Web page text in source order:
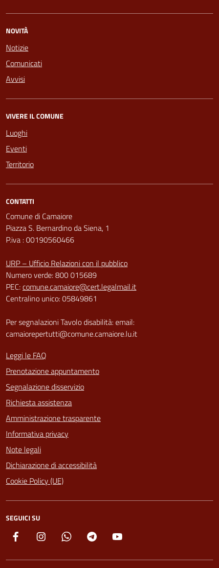
NOVITÀ
Notizie
Comunicati
Avvisi
VIVERE IL COMUNE
Luoghi
Eventi
Territorio
CONTATTI
Comune di Camaiore
Piazza S. Bernardino da Siena, 1
P.iva : 00190560466
URP – Ufficio Relazioni con il pubblico
Numero verde: 800 015689
PEC:comune.camaiore@cert.legalmail.it
Centralino unico: 05849861
Per segnalazioni Tavolo disabilità: email:
camaiorepertutti@comune.camaiore.lu.it
Leggi le FAQ
Prenotazione appuntamento
Segnalazione disservizio
Richiesta assistenza
Amministrazione trasparente
Informativa privacy
Note legali
Dichiarazione di accessibilità
Cookie Policy (UE)
SEGUICI SU
Facebook Instagram Whatsapp Telegram